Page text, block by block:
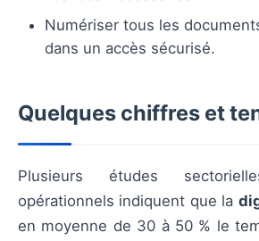
Numériser tous les
dans un accès sécurisé.
Quelques chiffres et
Plusieurs études
opérationnels indiquent que la
en moyenne de 30 à 50 % le